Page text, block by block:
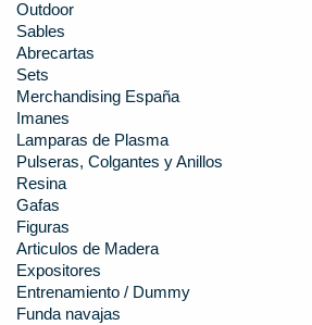
Outdoor
Sables
Abrecartas
Sets
Merchandising España
Imanes
Lamparas de Plasma
Pulseras, Colgantes y Anillos
Resina
Gafas
Figuras
Articulos de Madera
Expositores
Entrenamiento / Dummy
Funda navajas